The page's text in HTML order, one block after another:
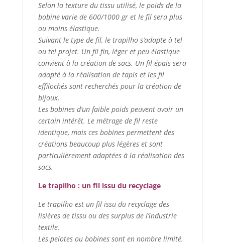
Selon la texture du tissu utilisé, le poids de la
bobine varie de 600/1000 gr et le fil sera plus
ou moins élastique.
Suivant le type de fil, le trapilho s’adapte à tel
ou tel projet. Un fil fin, léger et peu élastique
convient à la création de sacs. Un fil épais sera
adapté à la réalisation de tapis et les fil
effilochés sont recherchés pour la création de
bijoux.
Les bobines d’un faible poids peuvent avoir un
certain intérêt. Le métrage de fil reste
identique, mais ces bobines permettent des
créations beaucoup plus légères et sont
particulièrement adaptées à la réalisation des
sacs.
Le trapilho : un fil issu du recyclage
Le trapilho est un fil issu du recyclage des
lisières de tissu ou des surplus de l’industrie
textile.
Les pelotes ou bobines sont en nombre limité.